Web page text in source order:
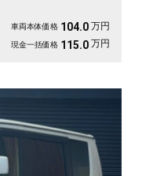
一歩を応援する《1年保証
車両本体価格 104.0 万円
現金一括価格 115.0 万円